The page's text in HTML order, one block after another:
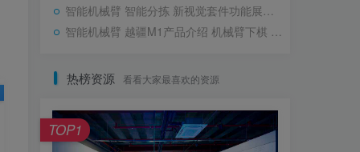
智能机械臂 智能分拣 新视觉套件功能展示｜1280×720｜MP4｜57.06M
智能机械臂 越疆M1产品介绍 机械臂下棋 机械臂分拣展项｜1920×920｜MP4｜129.06M
热榜资源 看看大家最喜欢的资源
TOP1